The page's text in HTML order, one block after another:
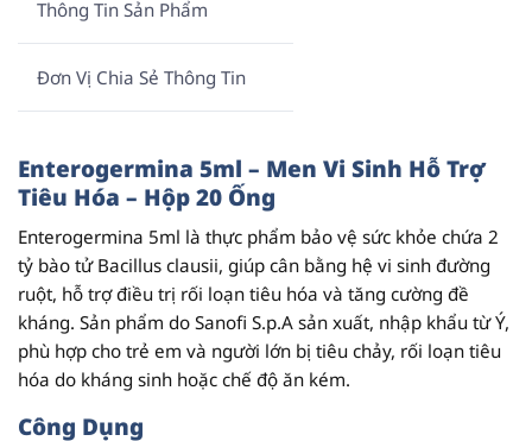
Thông Tin Sản Phẩm
Đơn Vị Chia Sẻ Thông Tin
Enterogermina 5ml – Men Vi Sinh Hỗ Trợ
Tiêu Hóa – Hộp 20 Ống
Enterogermina 5ml là thực phẩm bảo vệ sức khỏe chứa 2
tỷ bào tử Bacillus clausii, giúp cân bằng hệ vi sinh đường
ruột, hỗ trợ điều trị rối loạn tiêu hóa và tăng cường đề
kháng. Sản phẩm do Sanofi S.p.A sản xuất, nhập khẩu từ Ý,
phù hợp cho trẻ em và người lớn bị tiêu chảy, rối loạn tiêu
hóa do kháng sinh hoặc chế độ ăn kém.
Công Dụng